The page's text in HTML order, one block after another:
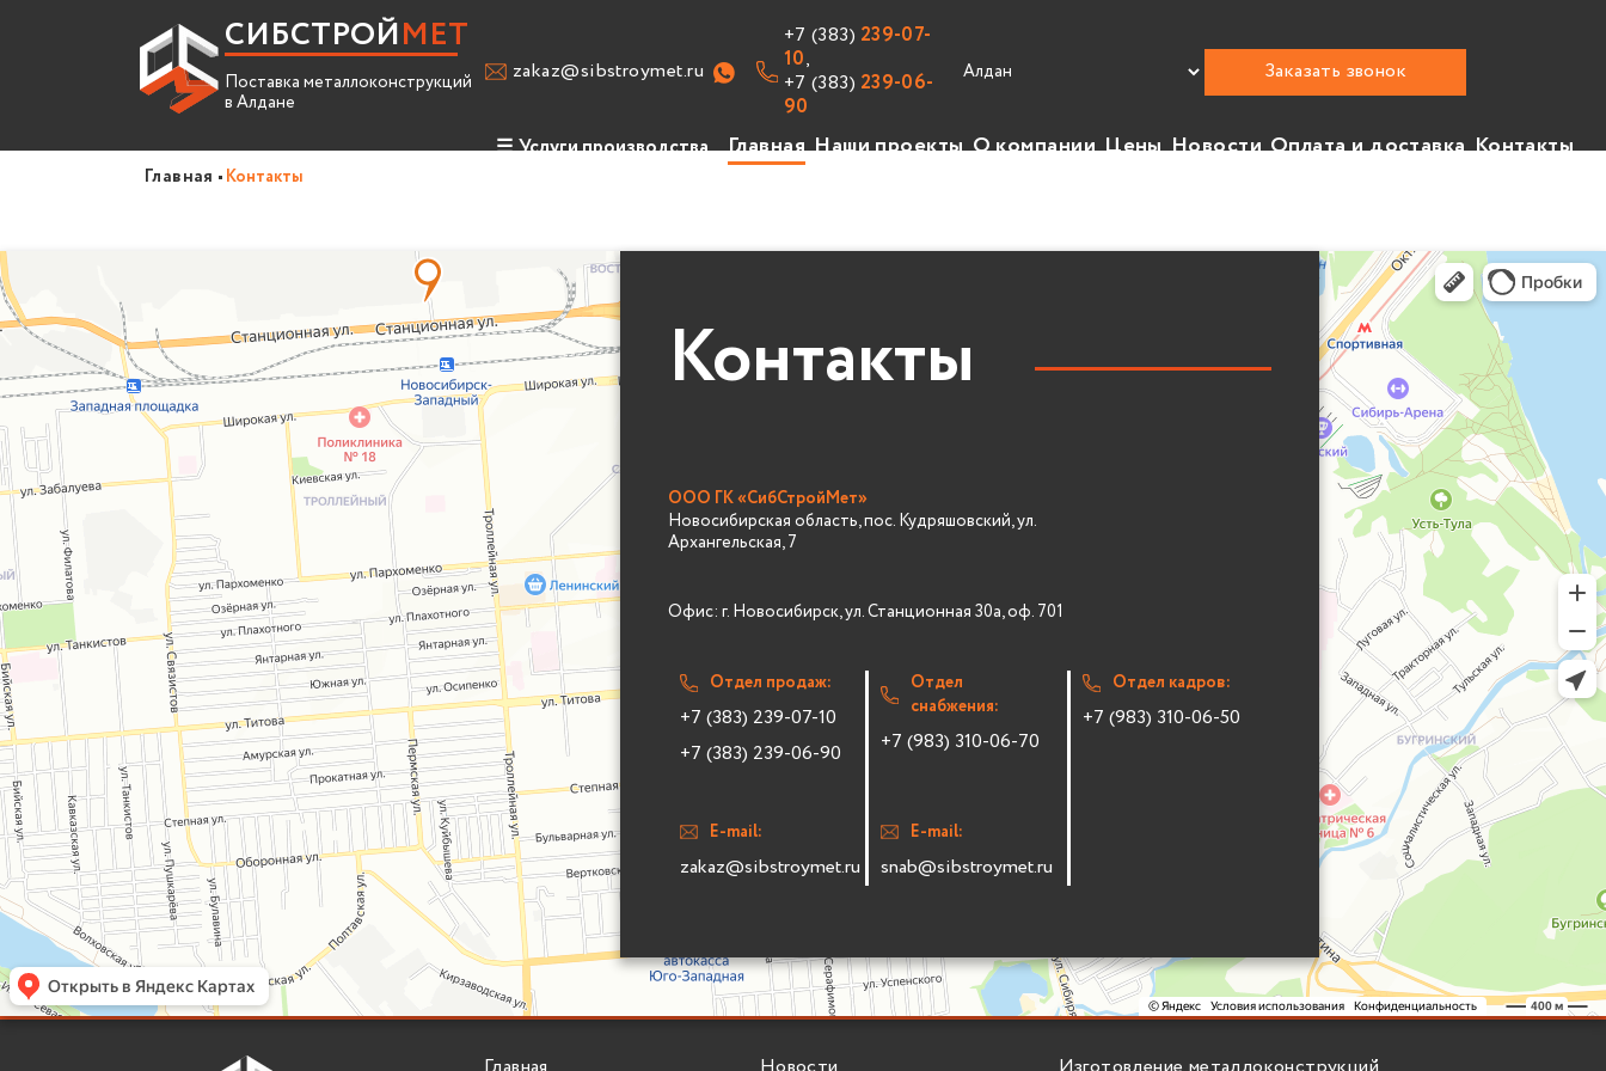
СИБСТРОЙМЕТ
Поставка металлоконструкций
в Алдане
zakaz@sibstroymet.ru
+7 (383) 239-07-
10,
+7 (383) 239-06-
90
Заказать звонок
☰ Услуги производства
Справочник
Вакансии
Главная Наши проекты О компании Цены Новости Оплата и доставка Контакты
Главная Контакты
Контакты
ООО ГК «СибСтройМет»
Новосибирская область, пос. Кудряшовский, ул.
Архангельская, 7
Офис: г. Новосибирск, ул. Станционная 30а, оф. 701
Отдел продаж:
+7 (383) 239-07-10
+7 (383) 239-06-90
E-mail:
zakaz@sibstroymet.ru
Отдел
снабжения:
+7 (983) 310-06-70
E-mail:
snab@sibstroymet.ru
Отдел кадров:
+7 (983) 310-06-50